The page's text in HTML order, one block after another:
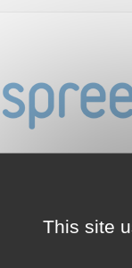
This site